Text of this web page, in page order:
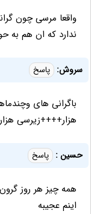
واقعا مرسی چون
ندارد که ان هم به
سروش: پاسخ
باگرانی های
هزار++++زیرسی
حسین : پاسخ
همه چیز هر روز
اینم عجیبه